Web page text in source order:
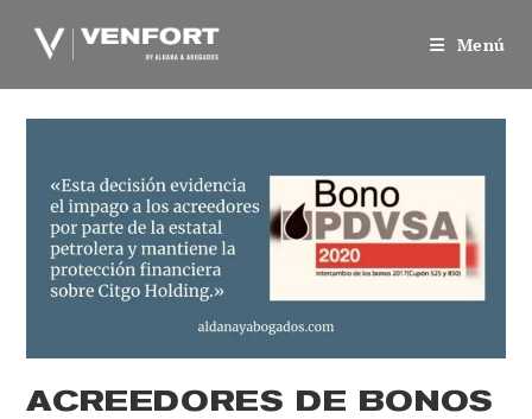
Menú
ACREEDORES DE BONOS